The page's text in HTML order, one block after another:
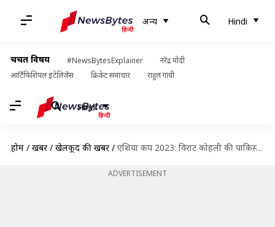
अन्य Hindi
चर्चित विषय #NewsBytesExplainer
नरेंद्र मोदी
आर्टिफिशियल इंटेलिजेंस
क्रिकेट समाचार राहुल गांधी
Hindi
होम / खबरें / खेलकूद की खबरें / एशिया कप 2023: विराट कोहली की पाकिस्तान के खिलाफ महामुकाबले में होगी इस कीर्तिमान पर नजर
ADVERTISEMENT